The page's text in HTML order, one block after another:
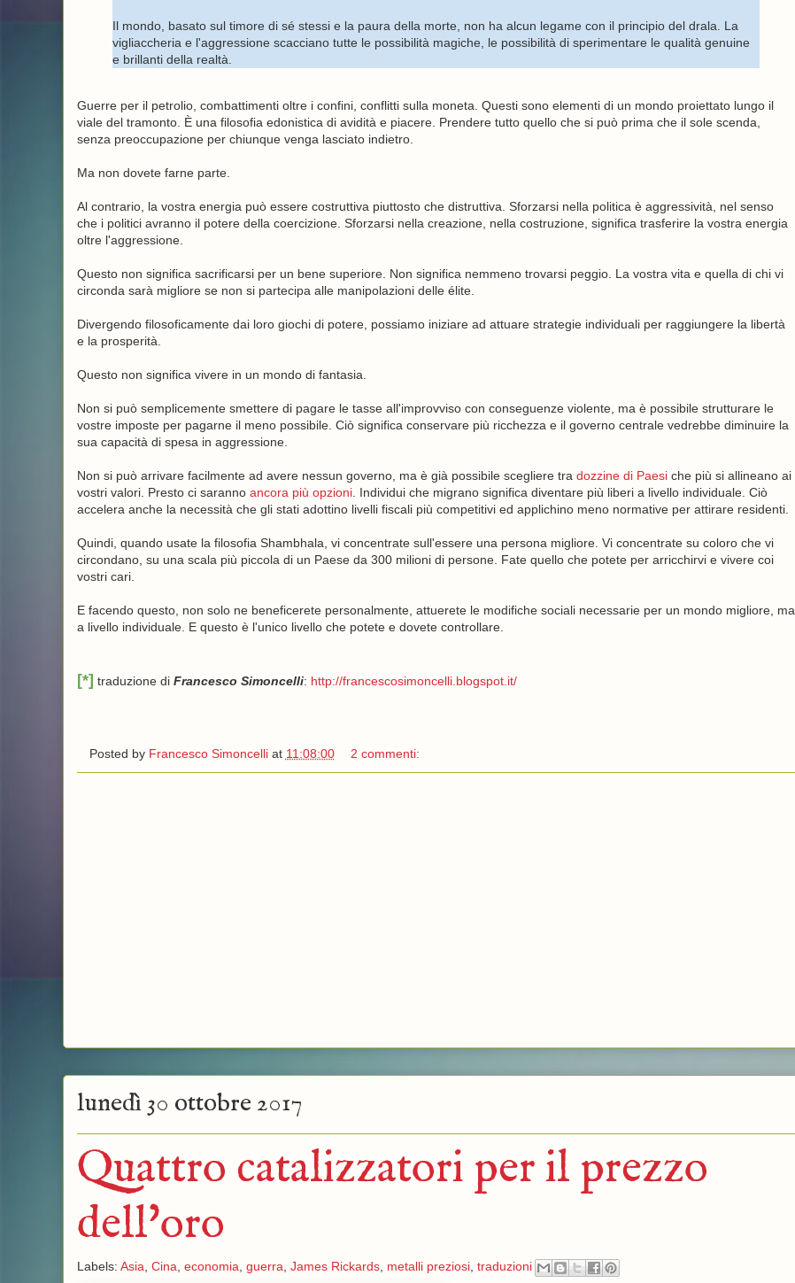
Il mondo, basato sul timore di sé stessi e la paura della morte, non ha alcun legame con il principio del drala. La
vigliaccheria e l'aggressione scacciano tutte le possibilità magiche, le possibilità di sperimentare le qualità genuine
e brillanti della realtà.
Guerre per il petrolio, combattimenti oltre i confini, conflitti sulla moneta. Questi sono elementi di un mondo proiettato lungo il
viale del tramonto. È una filosofia edonistica di avidità e piacere. Prendere tutto quello che si può prima che il sole scenda,
senza preoccupazione per chiunque venga lasciato indietro.
Ma non dovete farne parte.
Al contrario, la vostra energia può essere costruttiva piuttosto che distruttiva. Sforzarsi nella politica è aggressività, nel senso
che i politici avranno il potere della coercizione. Sforzarsi nella creazione, nella costruzione, significa trasferire la vostra energia
oltre l'aggressione.
Questo non significa sacrificarsi per un bene superiore. Non significa nemmeno trovarsi peggio. La vostra vita e quella di chi vi
circonda sarà migliore se non si partecipa alle manipolazioni delle élite.
Divergendo filosoficamente dai loro giochi di potere, possiamo iniziare ad attuare strategie individuali per raggiungere la libertà
e la prosperità.
Questo non significa vivere in un mondo di fantasia.
Non si può semplicemente smettere di pagare le tasse all'improvviso con conseguenze violente, ma è possibile strutturare le
vostre imposte per pagarne il meno possibile. Ciò significa conservare più ricchezza e il governo centrale vedrebbe diminuire la
sua capacità di spesa in aggressione.
Non si può arrivare facilmente ad avere nessun governo, ma è già possibile scegliere tra dozzine di Paesiche più si allineano ai
vostri valori. Presto ci saranno ancora più opzioni. Individui che migrano significa diventare più liberi a livello individuale. Ciò
accelera anche la necessità che gli stati adottino livelli fiscali più competitivi ed applichino meno normative per attirare residenti.
Quindi, quando usate la filosofia Shambhala, vi concentrate sull'essere una persona migliore. Vi concentrate su coloro che vi
circondano, su una scala più piccola di un Paese da 300 milioni di persone. Fate quello che potete per arricchirvi e vivere coi
vostri cari.
E facendo questo, non solo ne beneficerete personalmente, attuerete le modifiche sociali necessarie per un mondo migliore, ma
a livello individuale. E questo è l'unico livello che potete e dovete controllare.
[*] traduzione di Francesco Simoncelli: http://francescosimoncelli.blogspot.it/
Posted by Francesco Simoncelli at 11:08:00 2 commenti:
lunedì 30 ottobre 2017
Quattro catalizzatori per il prezzo
dell'oro
Labels: Asia, Cina, economia, guerra, James Rickards, metalli preziosi, traduzioni